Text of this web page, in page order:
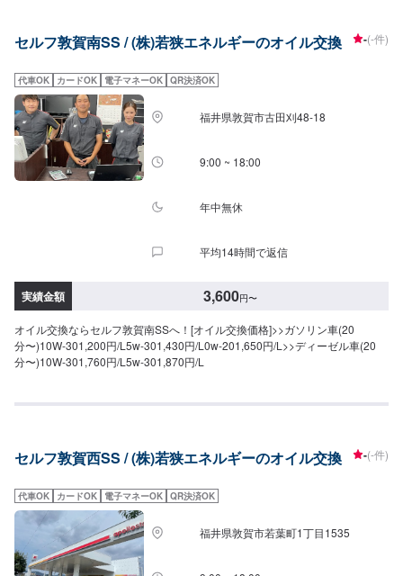
セルフ敦賀南SS / (株)若狭エネルギーのオイル交換 -(-件)
代車OK カードOK 電子マネーOK QR決済OK
福井県敦賀市古田刈48-18
9:00 ~ 18:00
年中無休
平均14時間で返信
実績金額 3,600円〜
オイル交換ならセルフ敦賀南SSへ！[オイル交換価格]>>ガソリン車(20
分〜)10W-301,200円/L5w-301,430円/L0w-201,650円/L>>ディーゼル車(20
分〜)10W-301,760円/L5w-301,870円/L
セルフ敦賀西SS / (株)若狭エネルギーのオイル交換 -(-件)
代車OK カードOK 電子マネーOK QR決済OK
福井県敦賀市若葉町1丁目1535